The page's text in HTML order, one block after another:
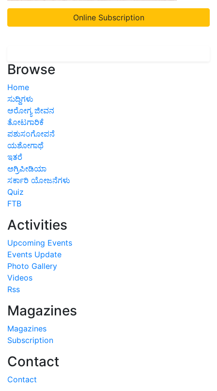
Online Subscription
Browse
Home
ಸುದ್ದಿಗಳು
ಆರೋಗ್ಯ ಜೀವನ
ತೋಟಗಾರಿಕೆ
ಪಶುಸಂಗೋಪನೆ
ಯಶೋಗಾಥೆ
ಇತರೆ
ಅಗ್ರಿಪೀಡಿಯಾ
ಸರ್ಕಾರಿ ಯೋಜನೆಗಳು
Quiz
FTB
Activities
Upcoming Events
Events Update
Photo Gallery
Videos
Rss
Magazines
Magazines
Subscription
Contact
Contact